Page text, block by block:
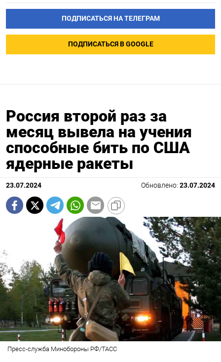
ПОДПИСАТЬСЯ НА ТЕЛЕГРАМ
ПОДПИСАТЬСЯ В GOOGLE
Россия второй раз за
месяц вывела на учения
способные бить по США
ядерные ракеты
23.07.2024 Обновлено: 23.07.2024
Пресс-служба Минобороны РФ/ТАСС